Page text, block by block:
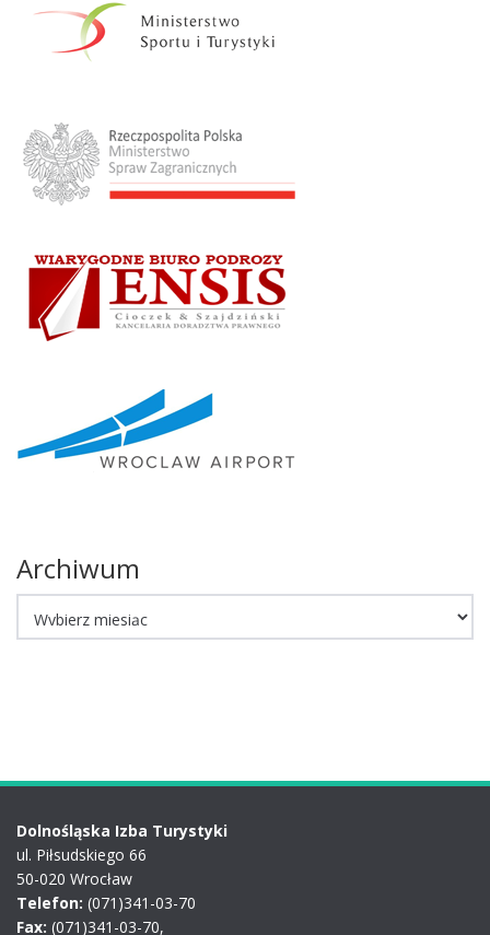
Archiwum
Dolnośląska Izba Turystyki
ul. Piłsudskiego 66
50-020 Wrocław
Telefon: (071)341-03-70
Fax: (071)341-03-70,